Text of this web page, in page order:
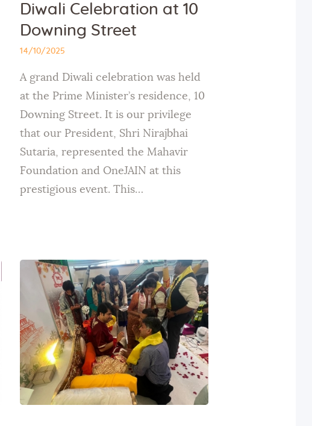
Diwali Celebration at 10
Downing Street
14/10/2025
A grand Diwali celebration was held
at the Prime Minister’s residence, 10
Downing Street. It is our privilege
that our President, Shri Nirajbhai
Sutaria, represented the Mahavir
Foundation and OneJAIN at this
prestigious event. This…